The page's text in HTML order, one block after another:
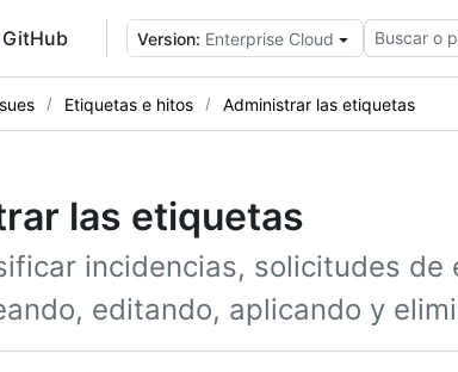
Version: Enterprise Cloud Buscar o
Etiquetas e hitos Administrar las etiquetas
las etiquetas
incidencias, solicitudes de
editando, aplicando y